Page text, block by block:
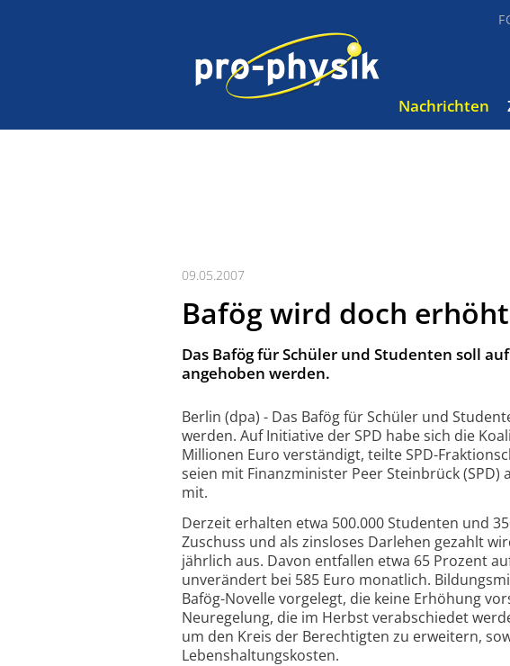
Nachrichten
09.05.2007
Bafög wird doch erhöht
Das Bafög für Schüler und Studenten soll
angehoben werden.
Berlin (dpa) - Das Bafög für Schüler und
werden. Auf Initiative der SPD habe sich die
Millionen Euro verständigt, teilte SPD-
seien mit Finanzminister Peer Steinbrück
mit.
Derzeit erhalten etwa 500.000 Studenten und
Zuschuss und als zinsloses Darlehen gezahlt
jährlich aus. Davon entfallen etwa 65 Prozent
unverändert bei 585 Euro monatlich.
Bafög-Novelle vorgelegt, die keine Erhöhung
Neuregelung, die im Herbst verabschiedet
um den Kreis der Berechtigten zu erweitern,
Lebenshaltungskosten.